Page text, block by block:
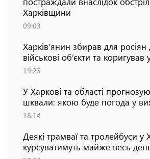
Харківщини
09:03
Харків’янин збирав для росіян
військові об’єкти та коригував
19:25
У Харкові та області
шквали: якою буде погода у
18:14
Деякі трамваї та тролейбуси у
курсуватимуть майже весь